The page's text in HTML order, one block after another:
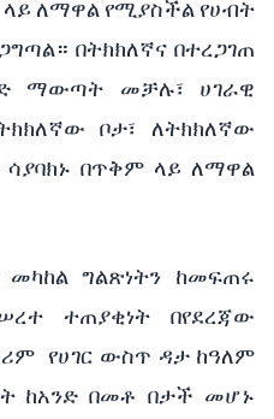
ለማዋል የሚያስችል የሀብት
በትክክለኛና በተረጋገጠ
ማውጣት መቻሉ፣ ሀገራዊ
ቦታ፣ ለትክክለኛው
በጥቅም ላይ ለማዋል
ግልጽነትን ከመፍጠሩ
ተጠያቂነት በየደረጃው
የሀገር ውስጥ ዳታ ከዓለም
ከአንድ በመቶ በታች መሆኑ